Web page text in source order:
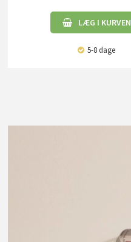
LÆG I KURVEN
5-8 dage